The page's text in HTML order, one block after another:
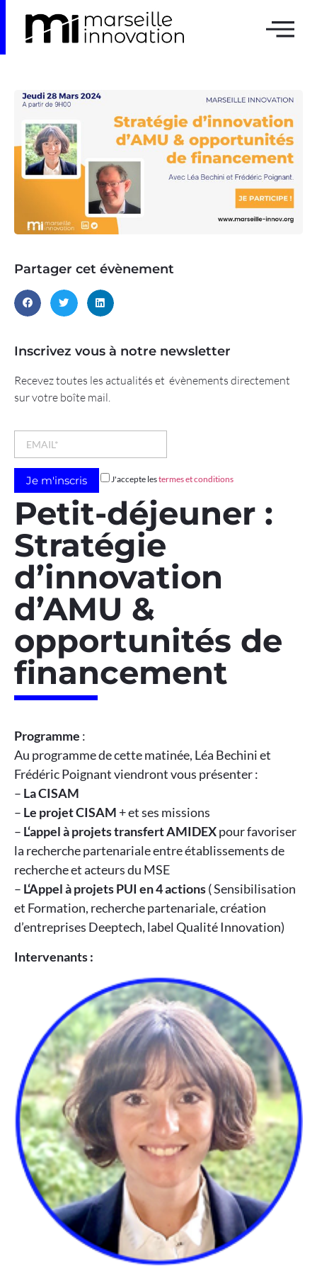
Partager cet évènement
Inscrivez vous à notre newsletter
Recevez toutes les actualités et évènements directement
sur votre boîte mail.
J'accepte lestermes et conditions
Petit-déjeuner :
Stratégie
d’innovation
d’AMU &
opportunités de
financement
Programme :
Au programme de cette matinée, Léa Bechini et
Frédéric Poignant viendront vous présenter :
– La CISAM
– Le projet CISAM + et ses missions
– L‘appel à projets transfert AMIDEXpour favoriser
la recherche partenariale entre établissements de
recherche et acteurs du MSE
– L‘Appel à projets PUI en 4 actions( Sensibilisation
et Formation, recherche partenariale, création
d’entreprises Deeptech, label Qualité Innovation)
Intervenants :